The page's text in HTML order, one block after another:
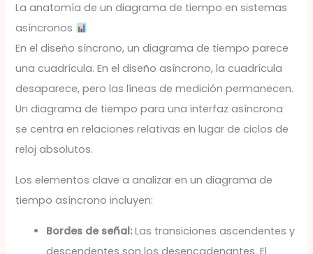
La anatomía de un diagrama de tiempo en sistemas
asíncronos
En el diseño síncrono, un diagrama de tiempo parece
una cuadrícula. En el diseño asíncrono, la cuadrícula
desaparece, pero las líneas de medición permanecen.
Un diagrama de tiempo para una interfaz asíncrona
se centra en relaciones relativas en lugar de ciclos de
reloj absolutos.
Los elementos clave a analizar en un diagrama de
tiempo asíncrono incluyen:
Bordes de señal:Las transiciones ascendentes y
descendentes son los desencadenantes. El